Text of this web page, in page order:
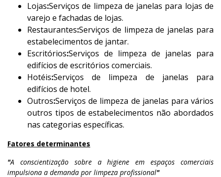
Lojas:Serviços de limpeza de janelas para lojas de
varejo e fachadas de lojas.
Restaurantes:Serviços de limpeza de janelas para
estabelecimentos de jantar.
Escritórios:Serviços de limpeza de janelas para
edifícios de escritórios comerciais.
Hotéis:Serviços de limpeza de janelas para
edifícios de hotel.
Outros:Serviços de limpeza de janelas para vários
outros tipos de estabelecimentos não abordados
nas categorias específicas.
Fatores determinantes
"A conscientização sobre a higiene em espaços comerciais
impulsiona a demanda por limpeza profissional"